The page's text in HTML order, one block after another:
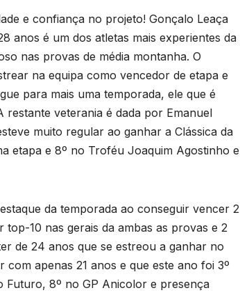
e confiança no projeto! Gonçalo Leaça
anos é um dos atletas mais experientes da
nas provas de média montanha. O
na equipa como vencedor de etapa e
para mais uma temporada, ele que é
restante veterania é dada por Emanuel
muito regular ao ganhar a Clássica da
etapa e 8º no Troféu Joaquim Agostinho e
da temporada ao conseguir vencer 2
10 nas gerais da ambas as provas e 2
de 24 anos que se estreou a ganhar no
apenas 21 anos e que este ano foi 3º
Futuro, 8º no GP Anicolor e presença